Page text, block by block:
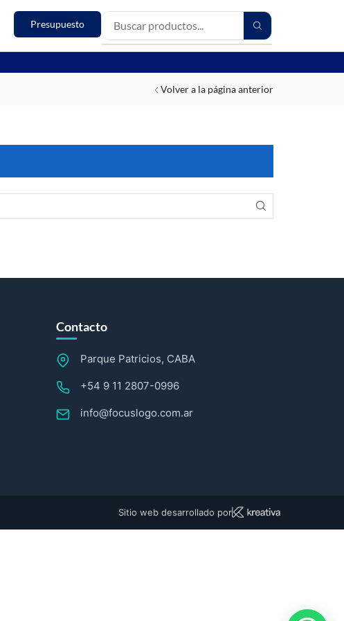
Presupuesto
Volver a la página anterior
Contacto
Parque Patricios, CABA
+54 9 11 2807-0996
info@focuslogo.com.ar
Sitio web desarrollado por